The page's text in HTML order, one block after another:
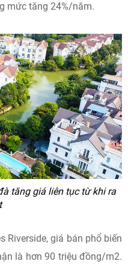
mức tăng 24%/năm.
tăng giá liên tục từ khi ra
Riverside, giá bán phổ biến
là hơn 90 triệu đồng/m2.